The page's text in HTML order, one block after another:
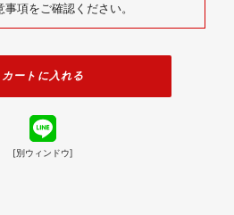
項をご確認ください。
カートに入れる
[別ウィンドウ]